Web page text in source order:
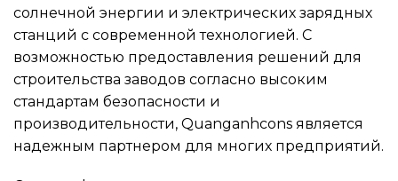
солнечной энергии и электрических зарядных
станций с современной технологией. С
возможностью предоставления решений для
строительства заводов согласно высоким
стандартам безопасности и
производительности, Quanganhcons является
надежным партнером для многих предприятий.